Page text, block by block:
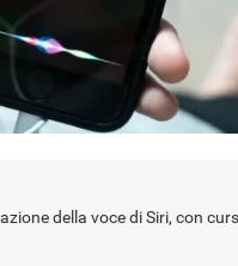
della voce di Siri, con